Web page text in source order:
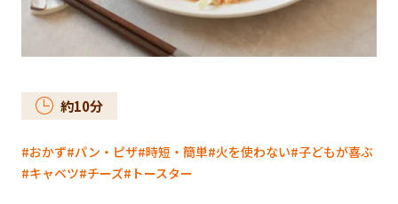
約10分
おかず パン・ピザ 時短・簡単 火を使わない 子どもが喜ぶ
キャベツ チーズ トースター